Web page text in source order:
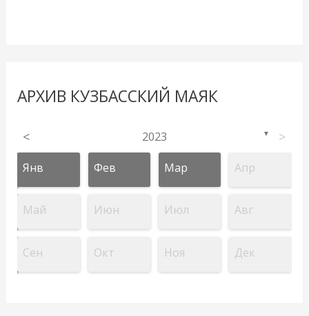
АРХИВ КУЗБАССКИЙ МАЯК
< 2023 ▼ >
Янв Фев Мар Апр
Май Июн Июл Авг
Сен Окт Ноя Дек